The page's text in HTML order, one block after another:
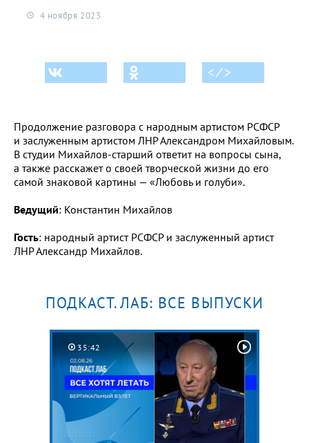
4 ноября 2023
< ⁄ >
Продолжение разговора с народным артистом РСФСР
и заслуженным артистом ЛНР Александром Михайловым.
В студии Михайлов-старший ответит на вопросы сына,
а также расскажет о своей творческой жизни до его
самой знаковой картины — «Любовь и голуби».
Ведущий: Константин Михайлов
Гость: народный артист РСФСР и заслуженный артист
ЛНР Александр Михайлов.
ПОДКАСТ.ЛАБ: ВСЕ ВЫПУСКИ
35:42